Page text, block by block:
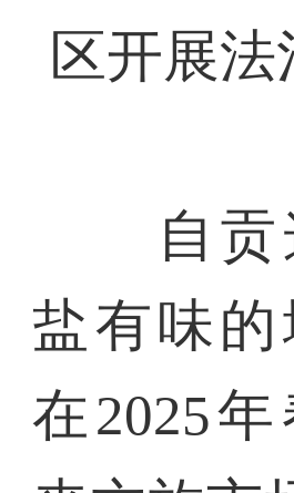
区开展
自贡
盐有味的
在2025